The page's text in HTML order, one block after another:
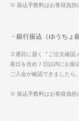
※ 振込手数料はお客様負担
・銀行振込（ゆうちょ
２通目に届く『ご注文確認
着日を含め７日以内にお振
ご入金が確認できましたら
※ 振込手数料はお客様負担